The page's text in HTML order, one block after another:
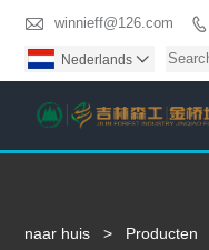
 winnieff@126.com 
Nederlands 
naar huis > Producten